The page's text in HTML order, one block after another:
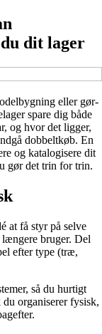
dit lager
eller gør-
spare dig både
og hvor det ligger,
dobbeltkøb. En
og katalogisere dit
gør det trin for trin.
at få styr på selve
bruger. Del
efter type (træ,
så du hurtigt
du organiserer fysisk,